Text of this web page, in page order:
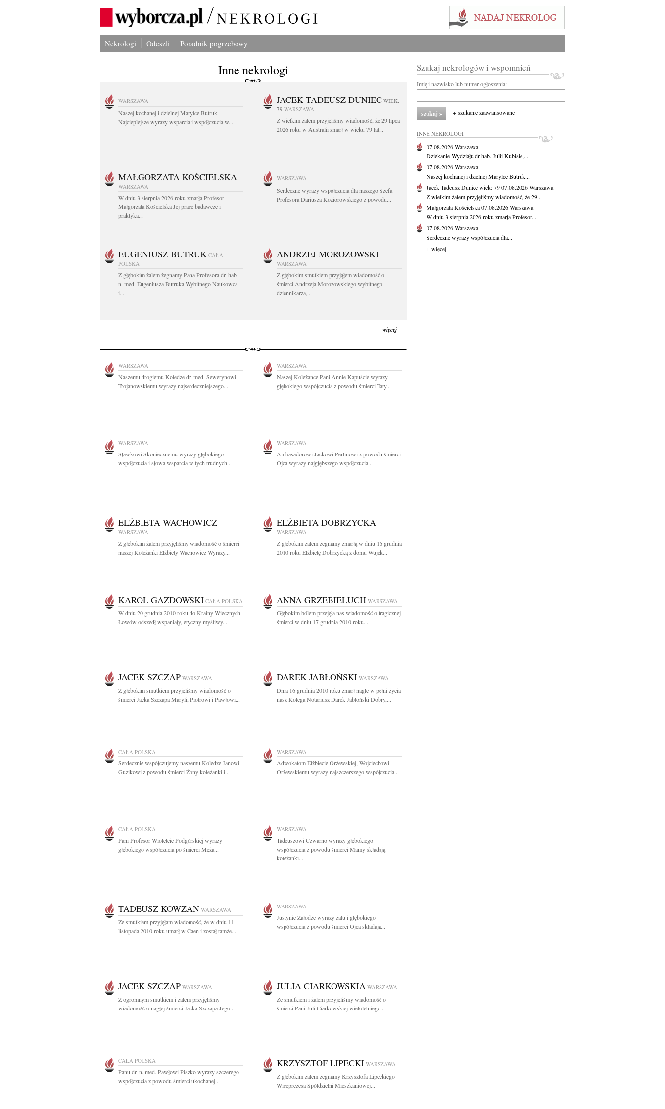
Nekrologi Odeszli Poradnik pogrzebowy
Inne nekrologi
WARSZAWA
Naszej kochanej i dzielnej Marylce Butruk
Najcieplejsze wyrazy wsparcia i współczucia w...
JACEK TADEUSZ DUNIEC WIEK:
79 WARSZAWA
Z wielkim żalem przyjęliśmy wiadomość, że 29 lipca
2026 roku w Australii zmarł w wieku 79 lat...
MAŁGORZATA KOŚCIELSKA
WARSZAWA
W dniu 3 sierpnia 2026 roku zmarła Profesor
Małgorzata Kościelska Jej prace badawcze i
praktyka...
WARSZAWA
Serdeczne wyrazy współczucia dla naszego Szefa
Profesora Dariusza Koziorowskiego z powodu...
EUGENIUSZ BUTRUK CAŁA
POLSKA
Z głębokim żalem żegnamy Pana Profesora dr. hab.
n. med. Eugeniusza Butruka Wybitnego Naukowca
i...
ANDRZEJ MOROZOWSKI
WARSZAWA
Z głębokim smutkiem przyjąłem wiadomość o
śmierci Andrzeja Morozowskiego wybitnego
dziennikarza,...
więcej
WARSZAWA
Naszemu drogiemu Koledze dr. med. Sewerynowi
Trojanowskiemu wyrazy najserdeczniejszego...
WARSZAWA
Naszej Koleżance Pani Annie Kapuście wyrazy
głębokiego współczucia z powodu śmierci Taty...
WARSZAWA
Sławkowi Skoniecznemu wyrazy głębokiego
współczucia i słowa wsparcia w tych trudnych...
WARSZAWA
Ambasadorowi Jackowi Perlinowi z powodu śmierci
Ojca wyrazy najgłębszego współczucia...
ELŻBIETA WACHOWICZ
WARSZAWA
Z głębokim żalem przyjęliśmy wiadomość o śmierci
naszej Koleżanki Elżbiety Wachowicz Wyrazy...
ELŻBIETA DOBRZYCKA
WARSZAWA
Z głębokim żalem żegnamy zmarłą w dniu 16 grudnia
2010 roku Elżbietę Dobrzycką z domu Wujek...
KAROL GAZDOWSKI CAŁA POLSKA
W dniu 20 grudnia 2010 roku do Krainy Wiecznych
Łowów odszedł wspaniały, etyczny myśliwy...
ANNA GRZEBIELUCH WARSZAWA
Głębokim bólem przejęła nas wiadomość o tragicznej
śmierci w dniu 17 grudnia 2010 roku...
JACEK SZCZAP WARSZAWA
Z głębokim smutkiem przyjęliśmy wiadomość o
śmierci Jacka Szczapa Maryli, Piotrowi i Pawłowi...
DAREK JABŁOŃSKI WARSZAWA
Dnia 16 grudnia 2010 roku zmarł nagle w pełni życia
nasz Kolega Notariusz Darek Jabłoński Dobry,...
CAŁA POLSKA
Serdecznie współczujemy naszemu Koledze Janowi
Guzikowi z powodu śmierci Żony koleżanki i...
WARSZAWA
Adwokatom Elżbiecie Orżewskiej, Wojciechowi
Orżewskiemu wyrazy najszczerszego współczucia...
CAŁA POLSKA
Pani Profesor Wioletcie Podgórskiej wyrazy
głębokiego współczucia po śmierci Męża...
WARSZAWA
Tadeuszowi Czwarno wyrazy głębokiego
współczucia z powodu śmierci Mamy składają
koleżanki...
TADEUSZ KOWZAN WARSZAWA
Ze smutkiem przyjęłam wiadomość, że w dniu 11
listopada 2010 roku umarł w Caen i został tamże...
WARSZAWA
Justynie Załodze wyrazy żalu i głębokiego
współczucia z powodu śmierci Ojca składają...
JACEK SZCZAP WARSZAWA
Z ogromnym smutkiem i żalem przyjęliśmy
wiadomość o nagłej śmierci Jacka Szczapa Jego...
JULIA CIARKOWSKIA WARSZAWA
Ze smutkiem i żalem przyjęliśmy wiadomość o
śmierci Pani Juli Ciarkowskiej wieloletniego...
CAŁA POLSKA
Panu dr. n. med. Pawłowi Piszko wyrazy szczerego
współczucia z powodu śmierci ukochanej...
KRZYSZTOF LIPECKI WARSZAWA
Z głębokim żalem żegnamy Krzysztofa Lipeckiego
Wiceprezesa Spółdzielni Mieszkaniowej...
Szukaj nekrologów i wspomnień
Imię i nazwisko lub numer ogłoszenia:
+ szukanie zaawansowane
INNE NEKROLOGI
07.08.2026Warszawa
Dziekanie Wydziału dr hab. Julii Kubisie,...
07.08.2026Warszawa
Naszej kochanej i dzielnej Marylce Butruk...
Jacek Tadeusz Duniecwiek: 7907.08.2026Warszawa
Z wielkim żalem przyjęliśmy wiadomość, że 29...
Małgorzata Kościelska07.08.2026Warszawa
W dniu 3 sierpnia 2026 roku zmarła Profesor...
07.08.2026Warszawa
Serdeczne wyrazy współczucia dla...
+ więcej